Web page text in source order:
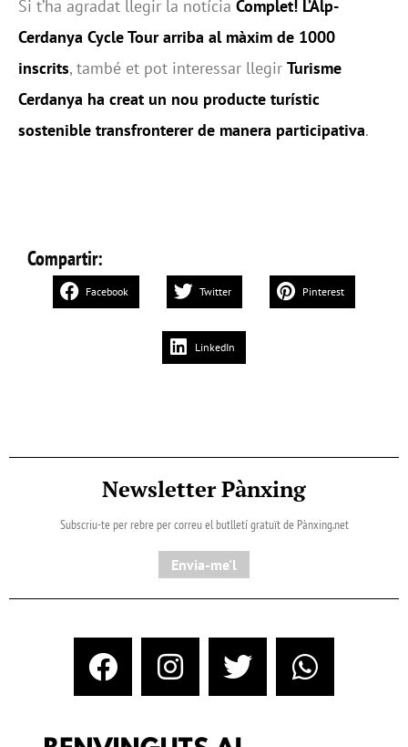
Si t’ha agradat llegir la notícia Complet! L’Alp-
Cerdanya Cycle Tour arriba al màxim de 1000
inscrits, també et pot interessar llegir Turisme
Cerdanya ha creat un nou producte turístic
sostenible transfronterer de manera participativa.
Compartir:
Facebook Twitter Pinterest
LinkedIn
Newsletter Pànxing
Subscriu-te per rebre per correu el butlletí gratuït de Pànxing.net​
Envia-me'l